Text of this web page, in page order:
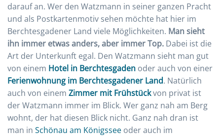
darauf an. Wer den Watzmann in seiner ganzen Pracht
und als Postkartenmotiv sehen möchte hat hier im
Berchtesgadener Land viele Möglichkeiten. Man sieht
ihn immer etwas anders, aber immer Top. Dabei ist die
Art der Unterkunft egal. Den Watzmann sieht man gut
von einem Hotel in Berchtesgaden oder auch von einer
Ferienwohnung im Berchtesgadener Land. Natürlich
auch von einem Zimmer mit Frühstückvon privat ist
der Watzmann immer im Blick. Wer ganz nah am Berg
wohnt, der hat diesen Blick nicht. Ganz nah dran ist
man in Schönau am Königssee oder auch im